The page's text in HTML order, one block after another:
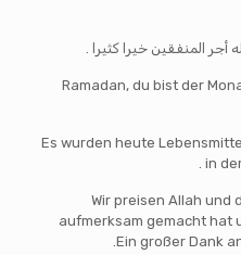
أجر المنفقين خيرا كثيرا .
Ramadan, du bist der
Es wurden heute
in
Wir preisen Allah und
aufmerksam gemacht hat
Ein großer Dank